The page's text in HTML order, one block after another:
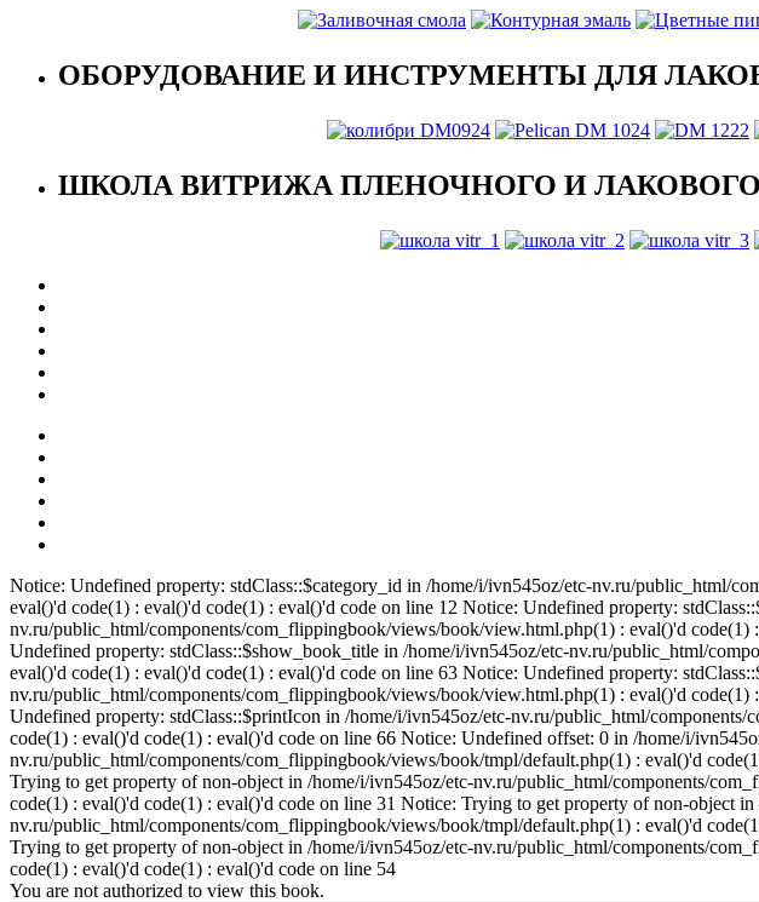
ОБОРУДОВАНИЕ И ИНСТРУМЕНТЫ ДЛЯ
ШКОЛА ВИТРИЖА ПЛЕНОЧНОГО И ЛАКОВОГО
Notice: Undefined property: stdClass::$category_id in /home/i/ivn545oz/etc-nv.ru/public_html/
eval()'d code(1) : eval()'d code(1) : eval()'d code on line 12 Notice: Undefined property:
nv.ru/public_html/components/com_flippingbook/views/book/view.html.php(1) : eval()'d code(1)
Undefined property: stdClass::$show_book_title in /home/i/ivn545oz/etc-nv.ru/public_html/
eval()'d code(1) : eval()'d code(1) : eval()'d code on line 63 Notice: Undefined property:
nv.ru/public_html/components/com_flippingbook/views/book/view.html.php(1) : eval()'d code(1)
Undefined property: stdClass::$printIcon in /home/i/ivn545oz/etc-nv.ru/public_html/
code(1) : eval()'d code(1) : eval()'d code on line 66 Notice: Undefined offset: 0 in /home/i/
nv.ru/public_html/components/com_flippingbook/views/book/tmpl/default.php(1) : eval()'d
Trying to get property of non-object in /home/i/ivn545oz/etc-nv.ru/public_html/components/
code(1) : eval()'d code(1) : eval()'d code on line 31 Notice: Trying to get property of non-object
nv.ru/public_html/components/com_flippingbook/views/book/tmpl/default.php(1) : eval()'d
Trying to get property of non-object in /home/i/ivn545oz/etc-nv.ru/public_html/components/
code(1) : eval()'d code(1) : eval()'d code on line 54
You are not authorized to view this book.